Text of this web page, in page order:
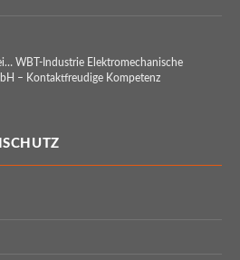
WBT-Industrie Elektromechanische
– Kontaktfreudige Kompetenz